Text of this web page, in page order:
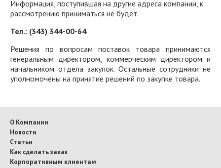
Информация, поступившая на другие адреса компании, к
рассмотрению приниматься не будет.
Тел.: (343) 344-00-64
Решения по вопросам поставок товара принимаются
генеральным директором, коммерческим директором и
начальником отдела закупок. Остальные сотрудники не
уполномочены на принятие решений по закупке товара.
О Компании
Новости
Статьи
Как сделать заказ
Корпоративным клиентам